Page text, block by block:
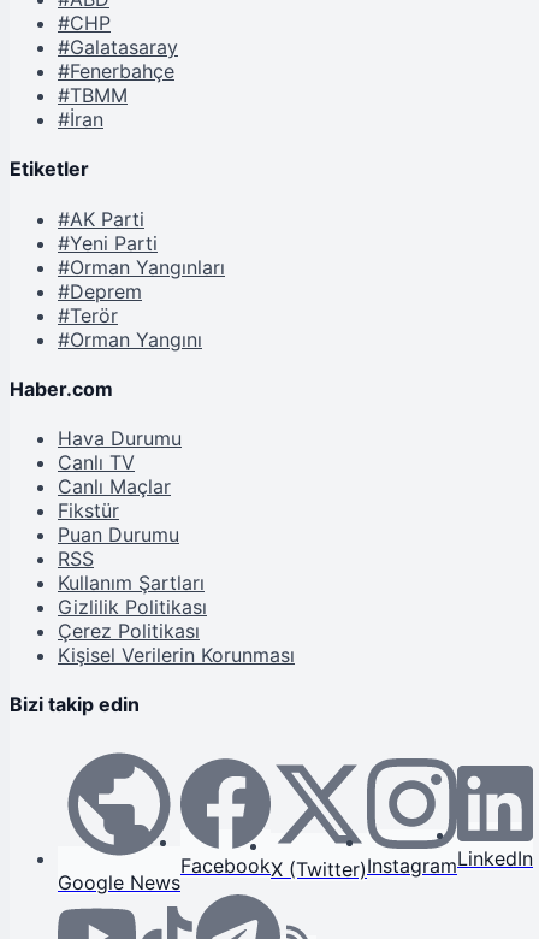
#CHP
#Galatasaray
#Fenerbahçe
#TBMM
#İran
Etiketler
#AK Parti
#Yeni Parti
#Orman Yangınları
#Deprem
#Terör
#Orman Yangını
Haber.com
Hava Durumu
Canlı TV
Canlı Maçlar
Fikstür
Puan Durumu
RSS
Kullanım Şartları
Gizlilik Politikası
Çerez Politikası
Kişisel Verilerin Korunması
Bizi takip edin
Google News
FacebookX (Twitter)InstagramLinkedIn